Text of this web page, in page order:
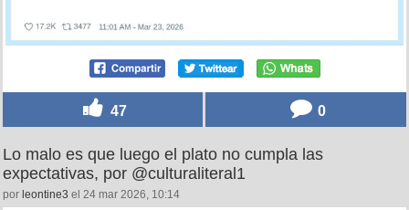
47 0
Lo malo es que luego el plato no cumpla las
expectativas, por @culturaliteral1
por leontine3 el 24 mar 2026, 10:14